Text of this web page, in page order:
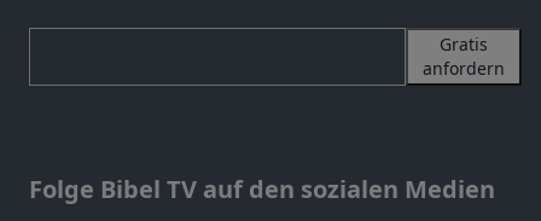
Gratis
anfordern
Folge Bibel TV auf den sozialen Medien